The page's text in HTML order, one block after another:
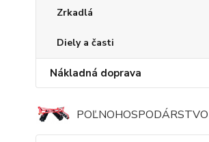
Zrkadlá
Diely a časti
Nákladná doprava
POĽNOHOSPODÁRSTVO